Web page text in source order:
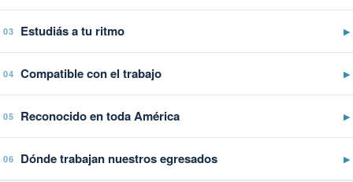
03 Estudiás a tu ritmo ▶
04 Compatible con el trabajo ▶
05 Reconocido en toda América ▶
06 Dónde trabajan nuestros egresados ▶